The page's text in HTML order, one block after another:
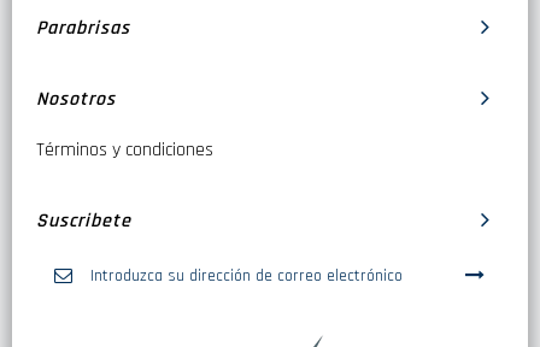
Parabrisas
Nosotros
Términos y condiciones
Suscribete